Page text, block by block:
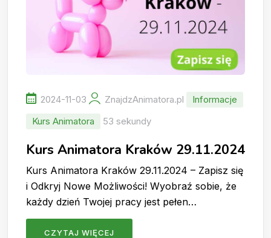
2024-11-03 ZnajdzAnimatora.pl
Informacje
Kurs Animatora
53 sekundy
Kurs Animatora Kraków 29.11.2024
Kurs Animatora Kraków 29.11.2024 – Zapisz się
i Odkryj Nowe Możliwości! Wyobraź sobie, że
każdy dzień Twojej pracy jest pełen…
CZYTAJ WIĘCEJ